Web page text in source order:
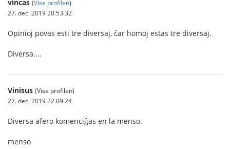
vincas (Vise profilen)
27. dec. 2019 20.53.32
Opinioj povas esti tre diversaj, čar homoj estas tre diversaj.
Diversa....
Vinisus (Vise profilen)
27. dec. 2019 22.09.24
Diversa afero komenciĝas en la menso.
menso